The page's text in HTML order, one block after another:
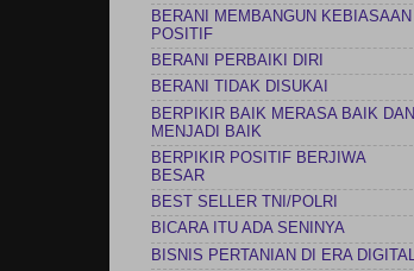
BERANI MEMBANGUN KEBIASAAN
POSITIF
BERANI PERBAIKI DIRI
BERANI TIDAK DISUKAI
BERPIKIR BAIK MERASA BAIK DAN
MENJADI BAIK
BERPIKIR POSITIF BERJIWA
BESAR
BEST SELLER TNI/POLRI
BICARA ITU ADA SENINYA
BISNIS PERTANIAN DI ERA DIGITAL